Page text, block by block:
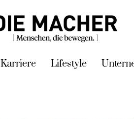
Karriere Lifestyle